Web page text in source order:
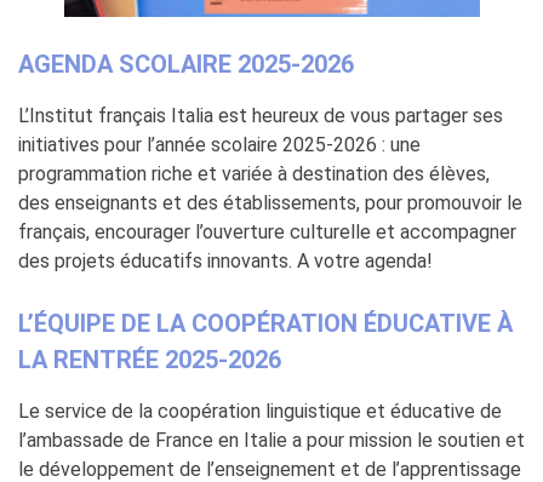
DÉBATS D'IDÉES
UNIVERSITÉ, RECHERCHE,
INNOVATION
Étudier en France
Doubles diplômes
Soutien à la recherche et
l'innovation
YEP - Young Entrepreneurs
QUI SOMMES-NOUS ?
Contacts
Emplois/stages
Marchés Publics
AGENDA SCOLAIRE 2025-2026
L’Institut français Italia est heureux de vous partager ses
initiatives pour l’année scolaire 2025-2026 : une
programmation riche et variée à destination des élèves,
des enseignants et des établissements, pour promouvoir le
français, encourager l’ouverture culturelle et accompagner
des projets éducatifs innovants. A votre agenda!
L’ÉQUIPE DE LA COOPÉRATION ÉDUCATIVE À
LA RENTRÉE 2025-2026
Le service de la coopération linguistique et éducative de
l’ambassade de France en Italie a pour mission le soutien et
le développement de l’enseignement et de l’apprentissage